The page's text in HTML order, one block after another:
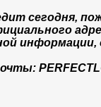
сегодня,
информации,